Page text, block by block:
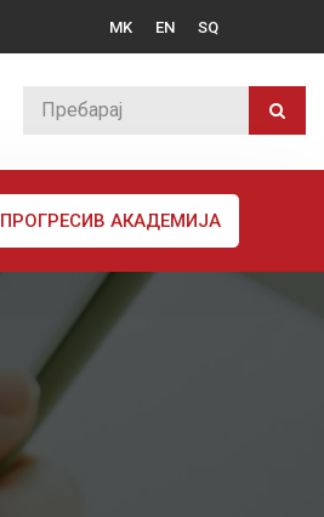
MK EN SQ
ПРОГРЕСИВ АКАДЕМИЈА